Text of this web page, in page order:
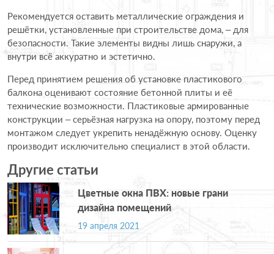
Рекомендуется оставить металлические ограждения и
решётки, установленные при строительстве дома, – для
безопасности. Такие элементы видны лишь снаружи, а
внутри всё аккуратно и эстетично.
Перед принятием решения об установке пластикового
балкона оценивают состояние бетонной плиты и её
технические возможности. Пластиковые армированные
конструкции – серьёзная нагрузка на опору, поэтому перед
монтажом следует укрепить ненадёжную основу. Оценку
производит исключительно специалист в этой области.
Другие статьи
Цветные окна ПВХ: новые грани
дизайна помещений
19 апреля 2021